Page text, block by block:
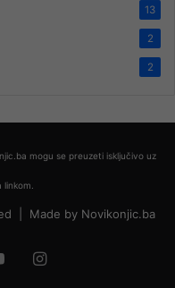
13
2
2
mogu se preuzeti isključivo uz
| Made by Novikonjic.ba
YouTubeInstagram